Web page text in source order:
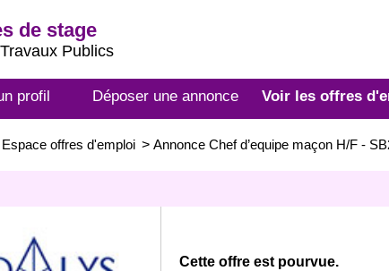
de stage
Publics
profil Déposer une annonce Voir les offres
Espace offres d'emploi > Annonce Chef d’equipe maçon H/F -
Cette offre est pourvue.